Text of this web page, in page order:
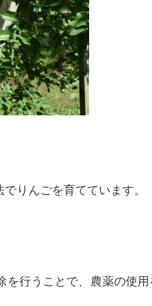
りんごを育てています。
行うことで、農薬の使用